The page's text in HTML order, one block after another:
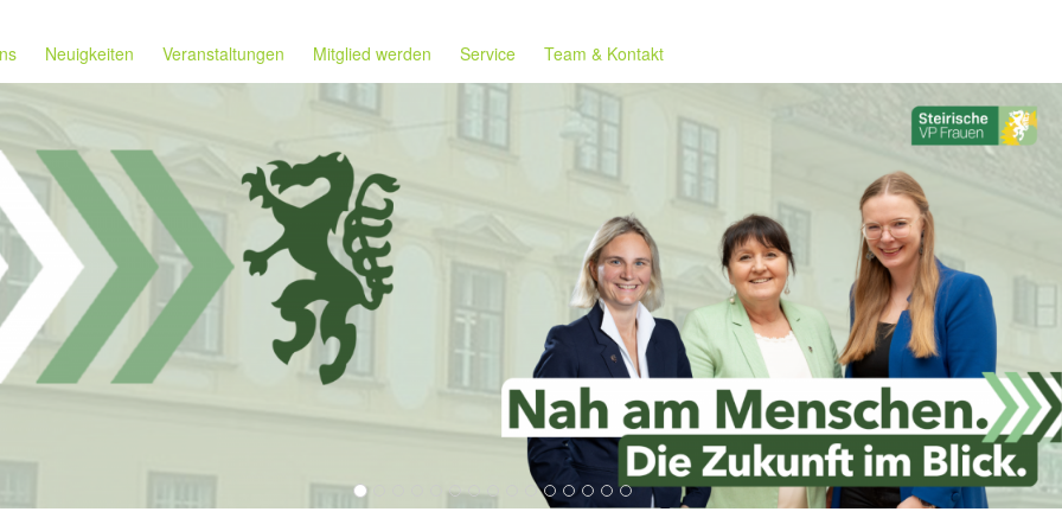
Neuigkeiten Veranstaltungen Mitglied werden Service Team & Kontakt